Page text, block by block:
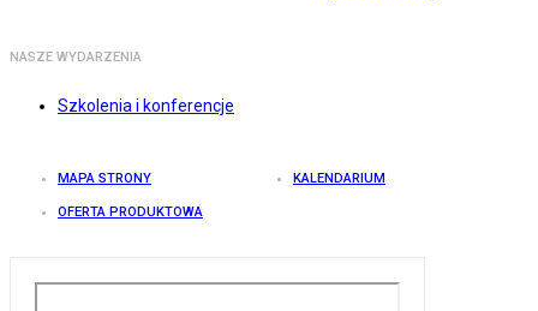
NASZE WYDARZENIA
Szkolenia i konferencje
MAPA STRONY KALENDARIUM
OFERTA PRODUKTOWA